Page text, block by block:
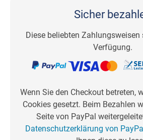
Sicher
Diese beliebten Zahlungsweisen
Verfügung.
Wenn Sie den Checkout betreten,
Cookies gesetzt. Beim Bezahlen
Seite von PayPal
Datenschutzerklärung von